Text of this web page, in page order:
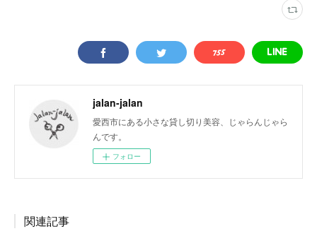
jalan-jalan
愛西市にある小さな貸し切り美容、じゃらんじゃら
んです。
フォロー
関連記事